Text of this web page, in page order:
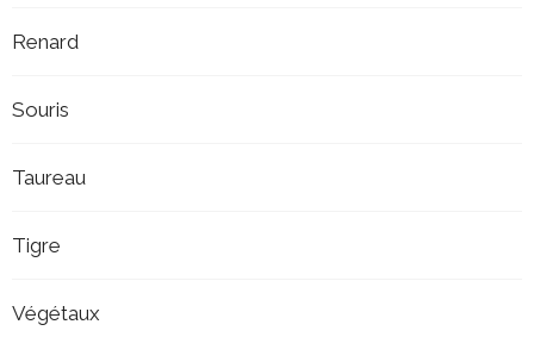
Renard
Souris
Taureau
Tigre
Végétaux